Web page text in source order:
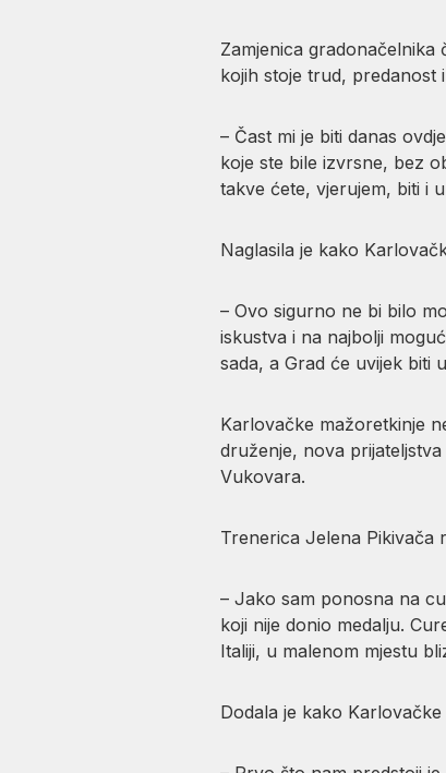
Zamjenica gradonačelnika
kojih stoje trud, predanost
– Čast mi je biti danas
koje ste bile izvrsne, bez
takve ćete, vjerujem, biti i
Naglasila je kako
– Ovo sigurno ne bi bilo
iskustva i na najbolji
sada, a Grad će uvijek biti
Karlovačke mažoretkinje
druženje, nova
Vukovara.
Trenerica Jelena Pikivača
– Jako sam ponosna na
koji nije donio medalju.
Italiji, u malenom mjestu
Dodala je kako